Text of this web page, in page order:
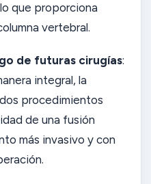
que proporciona
vertebral.
de futuras cirugías:
integral, la
procedimientos
de una fusión
más invasivo y con